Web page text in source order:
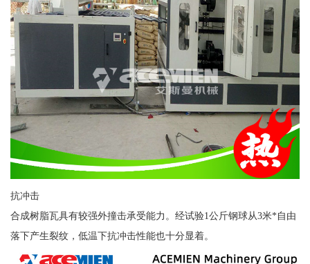
抗冲击
合成树脂瓦具有较强外撞击承受能力。经试验1公斤钢球从3米*自由
落下产生裂纹，低温下抗冲击性能也十分显着。